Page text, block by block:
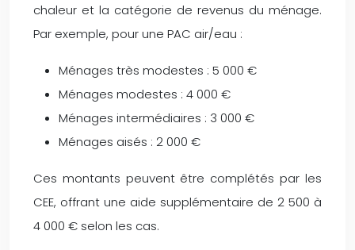
chaleur et la catégorie de revenus du ménage.
Par exemple, pour une PAC air/eau :
Ménages très modestes : 5 000 €
Ménages modestes : 4 000 €
Ménages intermédiaires : 3 000 €
Ménages aisés : 2 000 €
Ces montants peuvent être complétés par les
CEE, offrant une aide supplémentaire de 2 500 à
4 000 € selon les cas.